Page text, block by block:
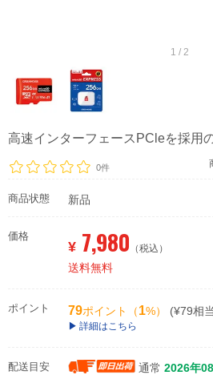
1 / 2
高速インターフェースPCleを採用
0件
商品状態 新品
価格
¥ 7,980 （税込）
送料無料
ポイント 79ポイント（1%） (¥79相
詳細はこちら
配送目安 通常 2026年